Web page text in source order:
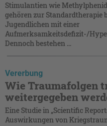
Stimulantien wie
gehören zur Standardtherapie
Jugendlichen mit einer
Aufmerksamkeitsdefizit-/
Dennoch bestehen ...
Vererbung
Wie Traumafolgen
weitergegeben
Eine Studie in „Scientific
Auswirkungen von